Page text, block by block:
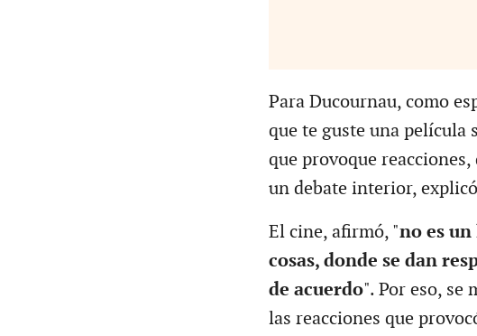
Para Ducournau, como
que te guste una película
que provoque
un debate interior,
El cine, afirmó, "no es
cosas, donde se dan
de acuerdo". Por eso, se
las reacciones que